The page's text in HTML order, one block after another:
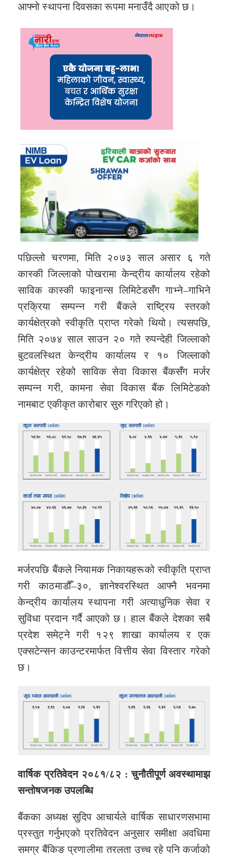
आफ्नो स्थापना दिवसका रूपमा मनाउँदै आएको छ।
पछिल्लो चरणमा, मिति २०७३ साल असार ६ गते
कास्की जिल्लाको पोखरामा केन्द्रीय कार्यालय रहेको
साविक कास्की फाइनान्स लिमिटेडसँग गाभ्ने–गाभिने
प्रक्रिया सम्पन्न गरी बैंकले राष्ट्रिय स्तरको
कार्यक्षेत्रको स्वीकृति प्राप्त गरेको थियो। त्यसपछि,
मिति २०७४ साल साउन २० गते रुपन्देही जिल्लाको
बुटवलस्थित केन्द्रीय कार्यालय र १० जिल्लाको
कार्यक्षेत्र रहेको साविक सेवा विकास बैंकसँग मर्जर
सम्पन्न गरी, कामना सेवा विकास बैंक लिमिटेडको
नामबाट एकीकृत कारोबार सुरु गरिएको हो।
मर्जरपछि बैंकले नियामक निकायहरूको स्वीकृति प्राप्त
गरी काठमाडौँ–३०, ज्ञानेश्वरस्थित आफ्नै भवनमा
केन्द्रीय कार्यालय स्थापना गरी अत्याधुनिक सेवा र
सुविधा प्रदान गर्दै आएको छ। हाल बैंकले देशका सबै
प्रदेश समेट्ने गरी १२९ शाखा कार्यालय र एक
एक्सटेन्सन काउन्टरमार्फत वित्तीय सेवा विस्तार गरेको
छ।
वार्षिक प्रतिवेदन २०८१/८२ : चुनौतीपूर्ण अवस्थामाझ
सन्तोषजनक उपलब्धि
बैंकका अध्यक्ष सुदिप आचार्यले वार्षिक साधारणसभामा
प्रस्तुत गर्नुभएको प्रतिवेदन अनुसार समीक्षा अवधिमा
समग्र बैंकिङ प्रणालीमा तरलता उच्च रहे पनि कर्जाको